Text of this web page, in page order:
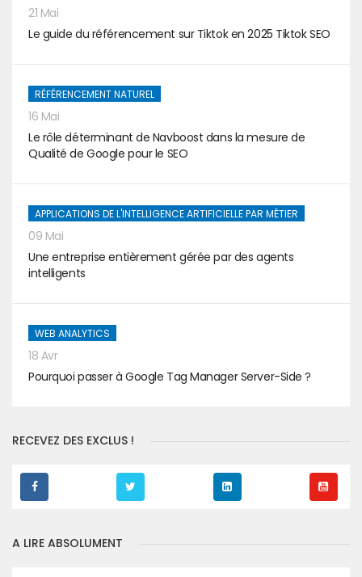
21 Mai
Le guide du référencement sur Tiktok en 2025 Tiktok SEO
RÉFÉRENCEMENT NATUREL
16 Mai
Le rôle déterminant de Navboost dans la mesure de
Qualité de Google pour le SEO
APPLICATIONS DE L'INTELLIGENCE ARTIFICIELLE PAR MÉTIER
09 Mai
Une entreprise entièrement gérée par des agents
intelligents
WEB ANALYTICS
18 Avr
Pourquoi passer à Google Tag Manager Server-Side ?
RECEVEZ DES EXCLUS !
A LIRE ABSOLUMENT